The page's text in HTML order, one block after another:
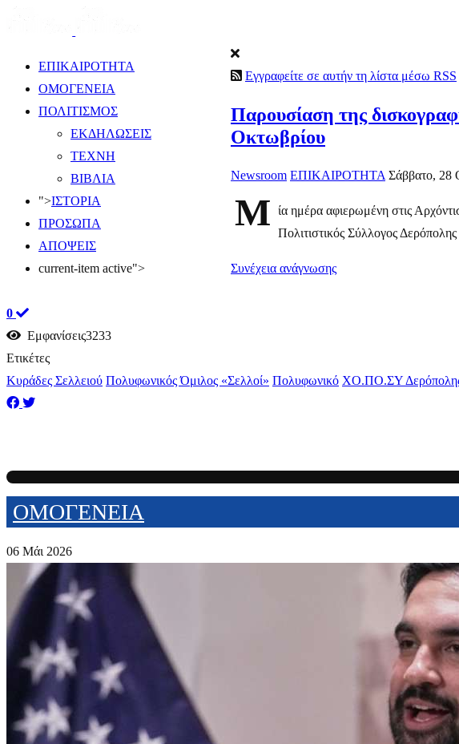
ΕΠΙΚΑΙΡΟΤΗΤΑ
ΟΜΟΓΕΝΕΙΑ
ΠΟΛΙΤΙΣΜΟΣ
ΕΚΔΗΛΩΣΕΙΣ
ΤΕΧΝΗ
ΒΙΒΛΙΑ
">ΙΣΤΟΡΙΑ
ΠΡΟΣΩΠΑ
ΑΠΟΨΕΙΣ
current-item active">
Εγγραφείτε σε αυτήν τη λίστα μέσω RSS
Παρουσίαση της
Οκτωβρίου
Newsroom ΕΠΙΚΑΙΡΟΤΗΤΑ Σάββατο, 28
Μ
ία ημέρα αφιερωμένη στις
Πολιτιστικός Σύλλογος
Συνέχεια ανάγνωσης
0
Εμφανίσεις3233
Ετικέτες
Κυράδες Σελλειού Πολυφωνικός Όμιλος «Σελλοί» Πολυφωνικό ΧΟ.ΠΟ.ΣΥ
ΟΜΟΓΕΝΕΙΑ
06 Μάι 2026